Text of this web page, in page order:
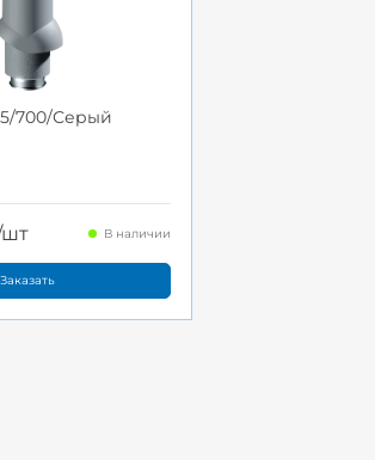
700/Серый
шт В наличии
Заказать